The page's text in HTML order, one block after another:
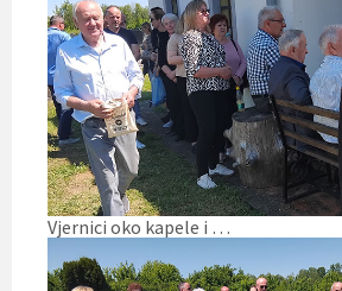
Vjernici oko kapele i …